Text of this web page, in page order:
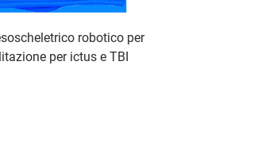
robotico per
per ictus e TBI